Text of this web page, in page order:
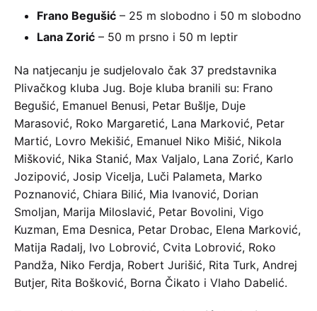
Frano Begušić – 25 m slobodno i 50 m slobodno
Lana Zorić – 50 m prsno i 50 m leptir
Na natjecanju je sudjelovalo čak 37 predstavnika
Plivačkog kluba Jug. Boje kluba branili su: Frano
Begušić, Emanuel Benusi, Petar Bušlje, Duje
Marasović, Roko Margaretić, Lana Marković, Petar
Martić, Lovro Mekišić, Emanuel Niko Mišić, Nikola
Mišković, Nika Stanić, Max Valjalo, Lana Zorić, Karlo
Jozipović, Josip Vicelja, Luči Palameta, Marko
Poznanović, Chiara Bilić, Mia Ivanović, Dorian
Smoljan, Marija Miloslavić, Petar Bovolini, Vigo
Kuzman, Ema Desnica, Petar Drobac, Elena Marković,
Matija Radalj, Ivo Lobrović, Cvita Lobrović, Roko
Pandža, Niko Ferdja, Robert Jurišić, Rita Turk, Andrej
Butjer, Rita Bošković, Borna Čikato i Vlaho Dabelić.